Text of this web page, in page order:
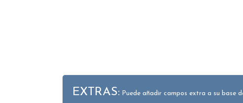
EXTRAS: Puede añadir campos extra a su base